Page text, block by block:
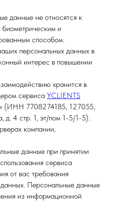
данные не относятся к
биометрическим и
способом.
персональных данных в
интерес в повышении
хранится в
сервиса YCLIENTS
(ИНН 7708274185, 127055,
д. 4 стр. 1, эт/пом 1-5/1-5).
компании,
данные при принятии
сервиса
от вас требования
Персональные данные
из информационной